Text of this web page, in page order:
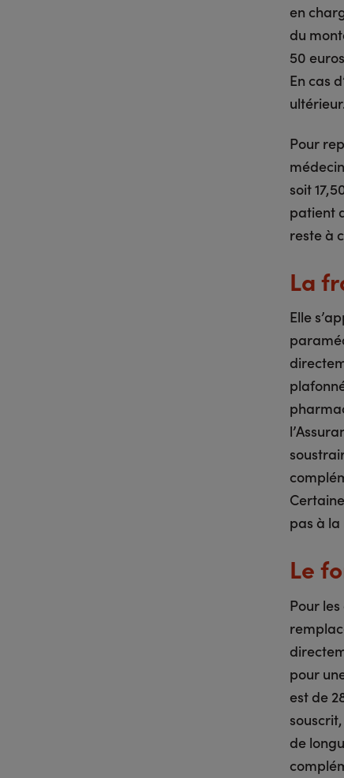
en
du
50
En cas
Pour
soit
patient
reste à
La
Elle
pas à
Le
Pour
pour
est de
de